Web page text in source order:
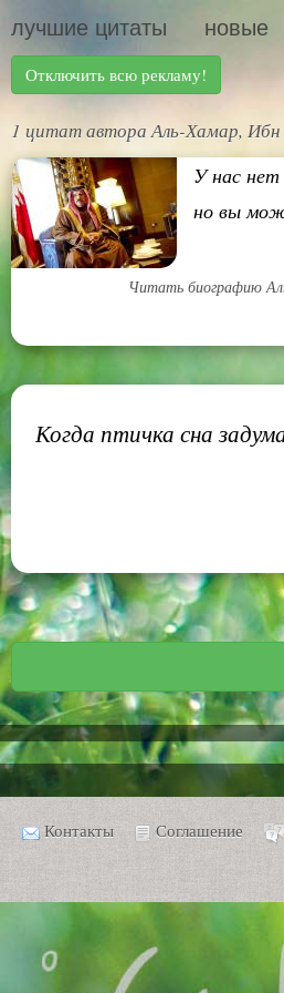
лучшие цитаты новые
Отключить всю рекламу!
1 цитат автора Аль-Хамар, Ибн
У нас
но вы
Читать биографию
Когда птичка сна
Контакты Соглашение